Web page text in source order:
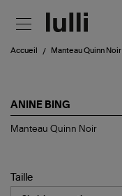
Accueil Manteau Quinn Noir
ANINE BING
Manteau
Manteau Quinn Noir
Taille